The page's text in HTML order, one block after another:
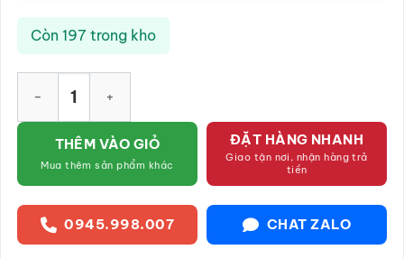
Còn 197 trong kho
THÊM VÀO GIỎ
Mua thêm sản phẩm khác
ĐẶT HÀNG NHANH
Giao tận nơi, nhận hàng trả
tiền
0945.998.007 CHAT ZALO